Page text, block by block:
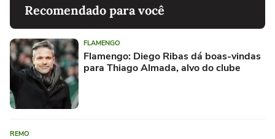
Recomendado para você
FLAMENGO
Flamengo: Diego Ribas dá boas-vindas
para Thiago Almada, alvo do clube
REMO